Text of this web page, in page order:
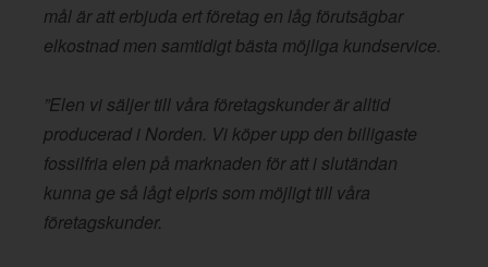
mål är att erbjuda ert företag en låg förutsägbar
elkostnad men samtidigt bästa möjliga kundservice.
”Elen vi säljer till våra företagskunder är alltid
producerad i Norden. Vi köper upp den billigaste
fossilfria elen på marknaden för att i slutändan
kunna ge så lågt elpris som möjligt till våra
företagskunder.